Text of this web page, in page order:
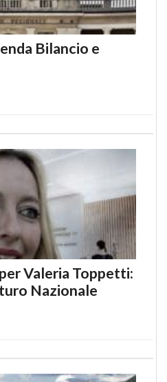
Bilancio e
Valeria Toppetti:
Nazionale